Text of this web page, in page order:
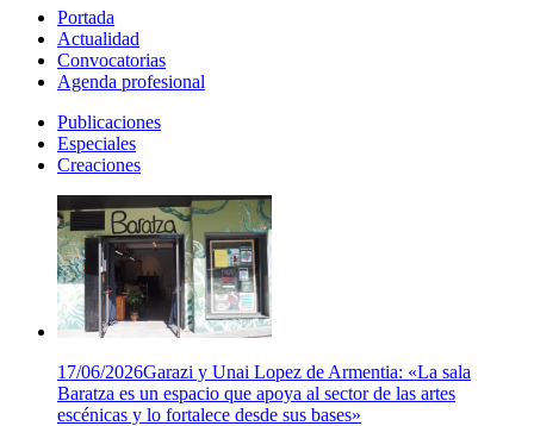
Portada
Actualidad
Convocatorias
Agenda profesional
Publicaciones
Especiales
Creaciones
17/06/2026Garazi y Unai Lopez de Armentia: «La sala
Baratza es un espacio que apoya al sector de las artes
escénicas y lo fortalece desde sus bases»